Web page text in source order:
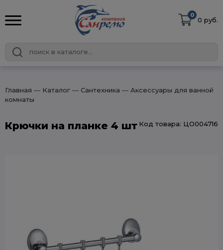
0
0 руб.
Главная ― Каталог ― Сантехника ― Аксессуары для ванной
комнаты
Крючки на планке 4 шт Код товара: ЦО004716